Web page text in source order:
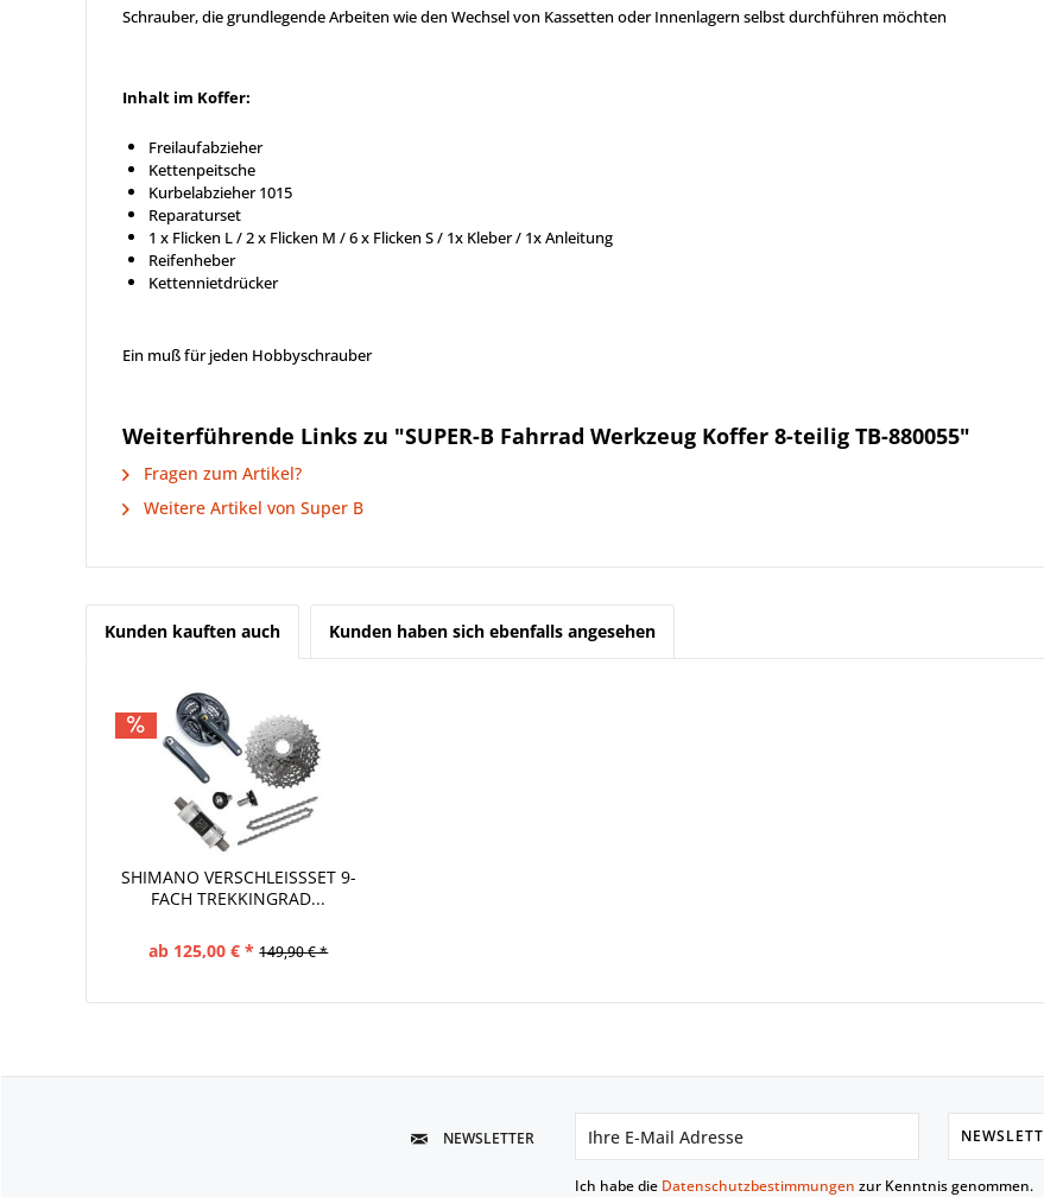
Schrauber, die grundlegende Arbeiten wie den Wechsel von Kassetten oder Innenlagern selbst durchführen möchten
Inhalt im Koffer:
Freilaufabzieher
Kettenpeitsche
Kurbelabzieher 1015
Reparaturset
1 x Flicken L / 2 x Flicken M / 6 x Flicken S / 1x Kleber / 1x Anleitung
Reifenheber
Kettennietdrücker
Ein muß für jeden Hobbyschrauber
Weiterführende Links zu "SUPER-B Fahrrad Werkzeug Koffer 8-teilig TB-880055"
Fragen zum Artikel?
Weitere Artikel von Super B
Kunden kauften auch Kunden haben sich ebenfalls angesehen
SHIMANO VERSCHLEISSSET 9-F
ACH TREKKINGRAD...
ab 125,00 € * 149,90 € *
NEWSLETTER
Ich habe die Datenschutzbestimmungen zur Kenntnis genommen.